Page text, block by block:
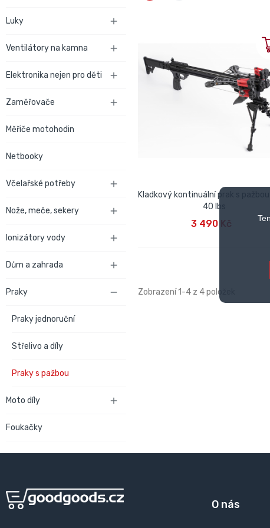
Luky 
Ventilátory na kamna 
Elektronika nejen pro děti 
Zaměřovače 
Měřiče motohodin
Netbooky
Včelařské potřeby 
Nože, meče, sekery 
Ionizátory vody 
Dům a zahrada 
Praky 
Praky jednoruční
Střelivo a díly
Praky s pažbou
Moto díly 
Foukačky
Kladkový kontinuální prak s pažbou
40 lbs
3 490 Kč
Zobrazení 1-4 z 4 položek
O nás